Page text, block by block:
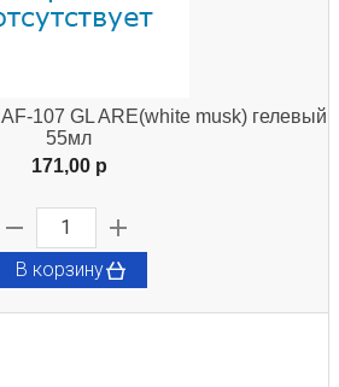
107 GL ARE(white musk) гелевый
55мл
171,00 p
В корзину